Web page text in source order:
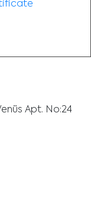
Apt. No:24